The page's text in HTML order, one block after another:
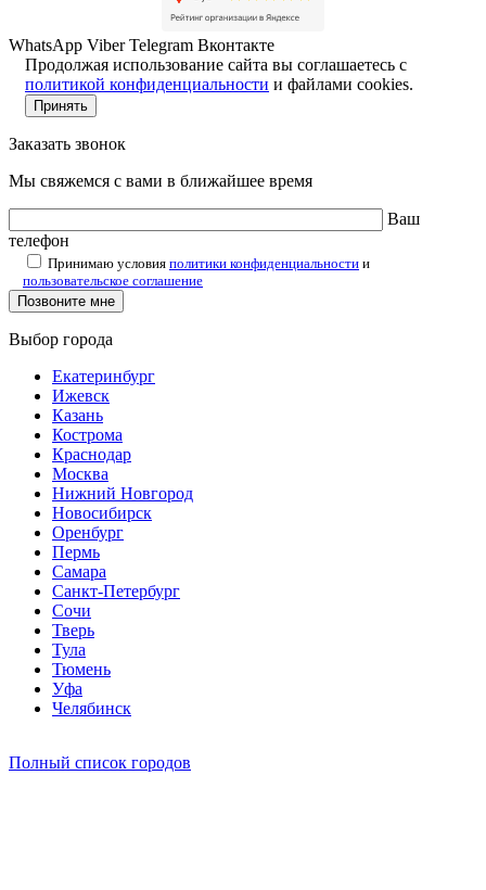
WhatsApp Viber Telegram Вконтакте
Продолжая использование сайта вы соглашаетесь с
политикой конфиденциальности и файлами cookies.
Принять
Заказать звонок
Мы свяжемся с вами в ближайшее время
Ваш
телефон
Принимаю условия политики конфиденциальности и
пользовательское соглашение
Выбор города
Екатеринбург
Ижевск
Казань
Кострома
Краснодар
Москва
Нижний Новгород
Новосибирск
Оренбург
Пермь
Самара
Санкт-Петербург
Сочи
Тверь
Тула
Тюмень
Уфа
Челябинск
Полный список городов